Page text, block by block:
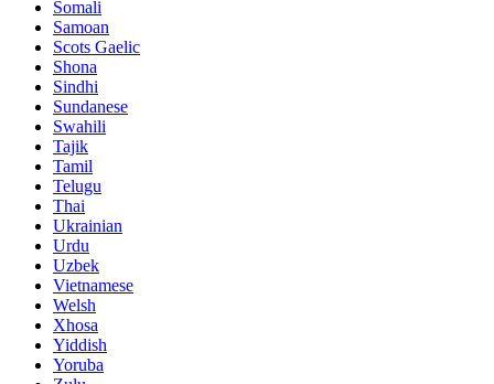
Somali
Samoan
Scots Gaelic
Shona
Sindhi
Sundanese
Swahili
Tajik
Tamil
Telugu
Thai
Ukrainian
Urdu
Uzbek
Vietnamese
Welsh
Xhosa
Yiddish
Yoruba